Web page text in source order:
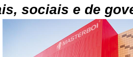
sociais e de